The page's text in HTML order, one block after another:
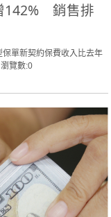
142% 銷售排
單新契約保費收入比去年
瀏覽數:0